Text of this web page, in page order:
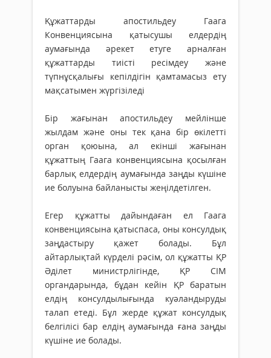
Құжаттарды апостильдеу Гаага
Конвенциясына қатысушы елдердің
аумағында әрекет етуге арналған
құжаттарды тиісті ресімдеу және
түпнұсқалығы кепілдігін қамтамасыз ету
мақсатымен жүргізіледі
Бір жағынан апостильдеу мейлінше
жылдам және оны тек қана бір өкілетті
орган қоюына, ал екінші жағынан
құжаттың Гаага конвенциясына қосылған
барлық елдердің аумағында заңды күшіне
ие болуына байланысты жеңілдетілген.
Егер құжатты дайындаған ел Гаага
конвенциясына қатыспаса, оны консулдық
заңдастыру қажет болады. Бұл
айтарлықтай күрделі рәсім, ол құжатты ҚР
Әділет министрлігінде, ҚР СІМ
органдарында, бұдан кейін ҚР баратын
елдің консулдылығында куәландыруды
талап етеді. Бұл жерде құжат консулдық
белгілісі бар елдің аумағында ғана заңды
күшіне ие болады.